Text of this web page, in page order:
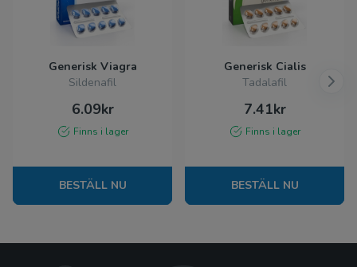
Generisk Viagra
Sildenafil
6.09kr
Finns i lager
BESTÄLL NU
Generisk Cialis
Tadalafil
7.41kr
Finns i lager
BESTÄLL NU